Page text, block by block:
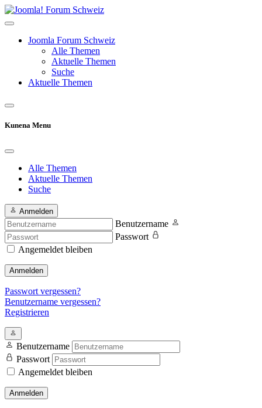
Joomla Forum Schweiz
Alle Themen
Aktuelle Themen
Suche
Aktuelle Themen
Kunena Menu
Alle Themen
Aktuelle Themen
Suche
Anmelden
Benutzername
Passwort
Angemeldet bleiben
Anmelden
Passwort vergessen?
Benutzername vergessen?
Registrieren
Benutzername
Passwort
Angemeldet bleiben
Anmelden